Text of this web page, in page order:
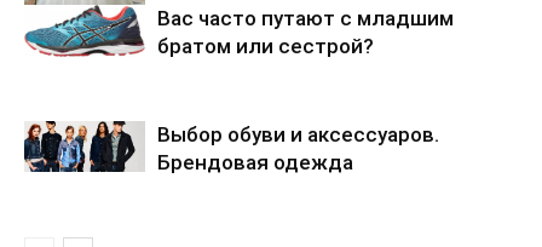
Вас часто путают с младшим
братом или сестрой?
Выбор обуви и аксессуаров.
Брендовая одежда